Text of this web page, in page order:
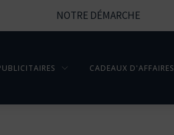
NOTRE DÉMARCHE
CADEAUX D'AFFAIRES